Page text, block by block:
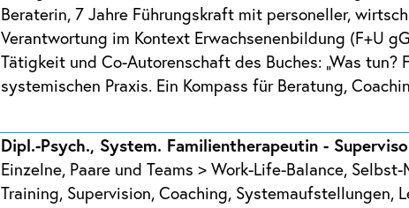
Beraterin, 7 Jahre Führungskraft mit personeller,
Verantwortung im Kontext Erwachsenenbildung (F+U
Tätigkeit und Co-Autorenschaft des Buches: „Was tun?
systemischen Praxis. Ein Kompass für Beratung,
Dipl.-Psych., System. Familientherapeutin -
Einzelne, Paare und Teams > Work-Life-Balance,
Training, Supervision, Coaching, Systemaufstellungen,